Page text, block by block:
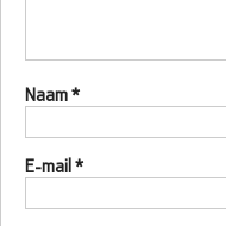
Naam*
E-mail *